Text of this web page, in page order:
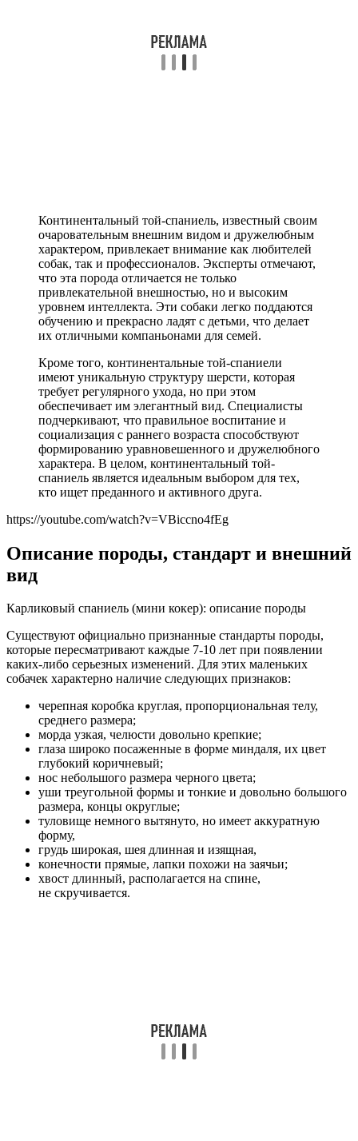
Континентальный той-спаниель, известный своим
очаровательным внешним видом и дружелюбным
характером, привлекает внимание как любителей
собак, так и профессионалов. Эксперты отмечают,
что эта порода отличается не только
привлекательной внешностью, но и высоким
уровнем интеллекта. Эти собаки легко поддаются
обучению и прекрасно ладят с детьми, что делает
их отличными компаньонами для семей.
Кроме того, континентальные той-спаниели
имеют уникальную структуру шерсти, которая
требует регулярного ухода, но при этом
обеспечивает им элегантный вид. Специалисты
подчеркивают, что правильное воспитание и
социализация с раннего возраста способствуют
формированию уравновешенного и дружелюбного
характера. В целом, континентальный той-
спаниель является идеальным выбором для тех,
кто ищет преданного и активного друга.
https://youtube.com/watch?v=VBiccno4fEg
Описание породы, стандарт и внешний
вид
Карликовый спаниель (мини кокер): описание породы
Существуют официально признанные стандарты породы,
которые пересматривают каждые 7-10 лет при появлении
каких-либо серьезных изменений. Для этих маленьких
собачек характерно наличие следующих признаков:
черепная коробка круглая, пропорциональная телу,
среднего размера;
морда узкая, челюсти довольно крепкие;
глаза широко посаженные в форме миндаля, их цвет
глубокий коричневый;
нос небольшого размера черного цвета;
уши треугольной формы и тонкие и довольно большого
размера, концы округлые;
туловище немного вытянуто, но имеет аккуратную
форму,
грудь широкая, шея длинная и изящная,
конечности прямые, лапки похожи на заячьи;
хвост длинный, располагается на спине,
не скручивается.